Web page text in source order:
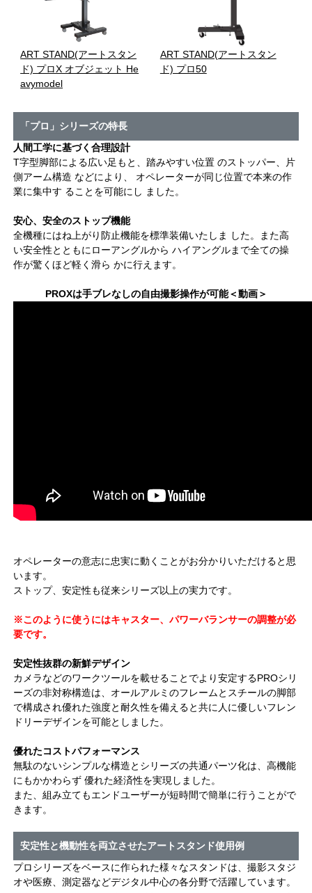
ART STAND(アートスタン
ド) プロX オブジェット He
avymodel
ART STAND(アートスタン
ド) プロ50
「プロ」シリーズの特長
人間工学に基づく合理設計
T字型脚部による広い足もと、踏みやすい位置 のストッパー、片
側アーム構造 などにより、 オペレーターが同じ位置で本来の作
業に集中す ることを可能にし ました。
安心、安全のストップ機能
全機種にはね上がり防止機能を標準装備いたしま した。また高
い安全性とともにローアングルから ハイアングルまで全ての操
作が驚くほど軽く滑ら かに行えます。
PROXは手ブレなしの自由撮影操作が可能＜動画＞
オペレーターの意志に忠実に動くことがお分かりいただけると思
います。
ストップ、安定性も従来シリーズ以上の実力です。
※このように使うにはキャスター、パワーバランサーの調整が必
要です。
安定性抜群の新鮮デザイン
カメラなどのワークツールを載せることでより安定するPROシリ
ーズの非対称構造は、オールアルミのフレームとスチールの脚部
で構成され優れた強度と耐久性を備えると共に人に優しいフレン
ドリーデザインを可能としました。
優れたコストパフォーマンス
無駄のないシンプルな構造とシリーズの共通パーツ化は、高機能
にもかかわらず 優れた経済性を実現しました。
また、組み立てもエンドユーザーが短時間で簡単に行うことがで
きます。
安定性と機動性を両立させたアートスタンド使用例
プロシリーズをベースに作られた様々なスタンドは、撮影スタジ
オや医療、測定器などデジタル中心の各分野で活躍しています。